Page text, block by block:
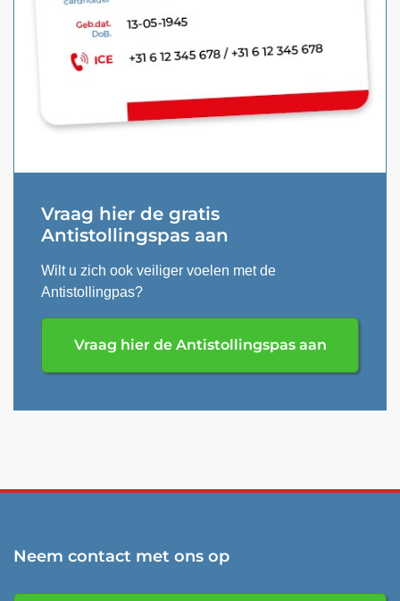
Vraag hier de gratis
Antistollingspas aan
Wilt u zich ook veiliger voelen met de
Antistollingpas?
Vraag hier de Antistollingspas aan
Neem contact met ons op